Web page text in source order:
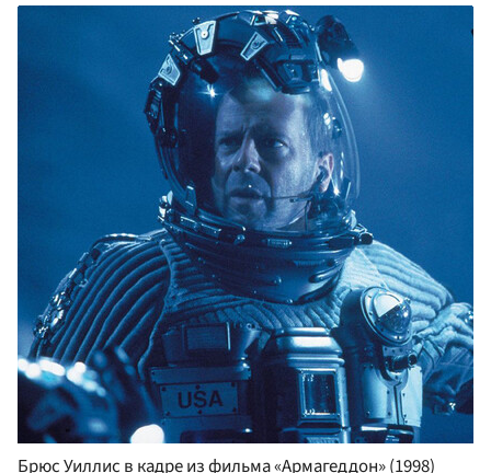
Брюс Уиллис в кадре из фильма «Армагеддон» (1998)